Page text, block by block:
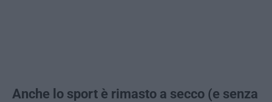
Anche lo sport è rimasto a secco (e senza